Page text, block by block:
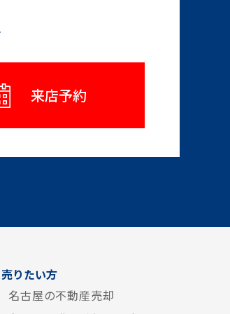
来店予約
売りたい方
名古屋の不動産売却